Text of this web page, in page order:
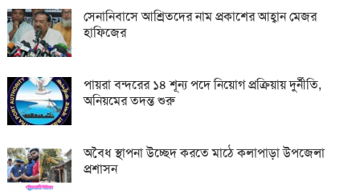
সেনানিবাসে আশ্রিতদের নাম প্রকাশের আহ্বান মেজর
হাফিজের
পায়রা বন্দরের ১৪ শূন্য পদে নিয়োগ প্রক্রিয়ায় দুর্নীতি,
অনিয়মের তদন্ত শুরু
অবৈধ স্থাপনা উচ্ছেদ করতে মাঠে কলাপাড়া উপজেলা
প্রশাসন